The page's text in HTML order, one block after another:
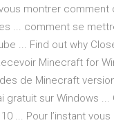
vous montrer
... comment se
... Find out why
Minecraft for
de Minecraft
gratuit sur Windows
... Pour l’instant